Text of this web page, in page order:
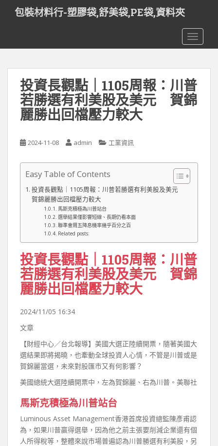
t
包裝材料行-塑膠袋,舒美袋,PE袋,資料夾
投資長觀點｜1105周報：川普
若勝選有利美股及美元 賀錦
麗勝出回檔壓力較大
2024-11-08 admin 工業資訊
Easy Table of Contents
投資長觀點｜1105周報：川普若勝選有利美股及美元
賀錦麗勝出回檔壓力較大
馬斯克積極為川普站台
選舉結果僅影響短線、長期仍看本面
聯準會周五降息機率幾乎百分之百
Related posts:
投資長觀點｜1105周報：川普
若勝選有利美股及美元 賀錦
麗勝出回檔壓力較大
2024/11/05 16:34
文章
【財經中心／台北報導】美國大選正陸續開票，隨著美國大
選結果即將揭曉，也牽動全球投資人心情，不管是川普或是
賀錦麗當選，未來對股匯市又有何影響？
美國總統大選陸續開票中，左為賀錦麗、右為川普。美聯社
馬斯克積極為川普站台
Luminous Asset Management香港首席投資總監陳彥甫認
為，如果川普贏得選舉，因為他之前主張要削減企業還有個
人所得稅等，整體來說市場普遍認為川普勝選有利美股，另